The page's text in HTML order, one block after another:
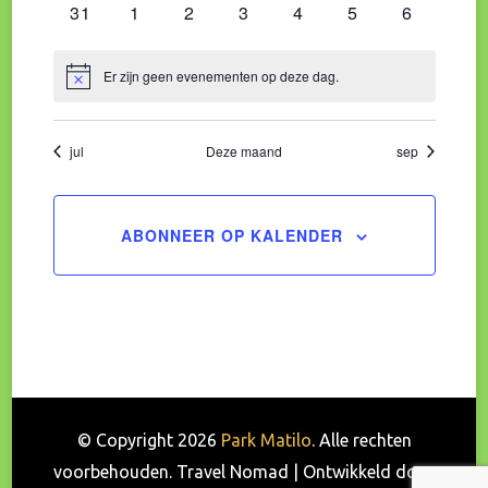
0
31
0
1
0
2
0
3
0
4
0
5
0
6
BerichtEr zijn geen evenementen op deze dag.
jul Deze maand sep
ABONNEER OP KALENDER
© Copyright 2026 Park Matilo. Alle rechten
voorbehouden. Travel Nomad | Ontwikkeld door